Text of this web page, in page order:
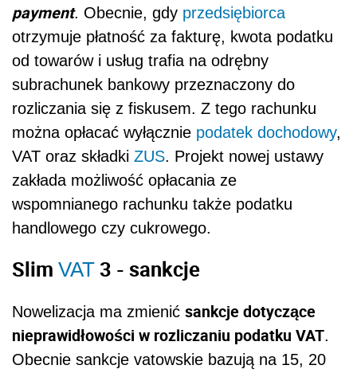
payment. Obecnie, gdy przedsiębiorca
otrzymuje płatność za fakturę, kwota podatku
od towarów i usług trafia na odrębny
subrachunek bankowy przeznaczony do
rozliczania się z fiskusem. Z tego rachunku
można opłacać wyłącznie podatek dochodowy,
VAT oraz składki ZUS. Projekt nowej ustawy
zakłada możliwość opłacania ze
wspomnianego rachunku także podatku
handlowego czy cukrowego.
Slim VAT 3 - sankcje
Nowelizacja ma zmienić sankcje dotyczące
nieprawidłowości w rozliczaniu podatku VAT.
Obecnie sankcje vatowskie bazują na 15, 20